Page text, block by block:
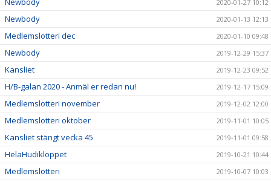
2020-01-27 10:12
Newbody 2020-01-13 12:13
Medlemslotteri dec 2020-01-10 09:48
Newbody 2019-12-29 15:37
Kansliet 2019-12-23 09:52
H/B-galan 2020 - Anmäl er redan nu! 2019-12-17 15:09
Medlemslotteri november 2019-12-02 12:00
Medlemslotteri oktober 2019-11-01 10:05
Kansliet stängt vecka 45 2019-11-01 09:58
HelaHudikloppet 2019-10-21 10:44
Medlemslotteri 2019-10-07 10:03